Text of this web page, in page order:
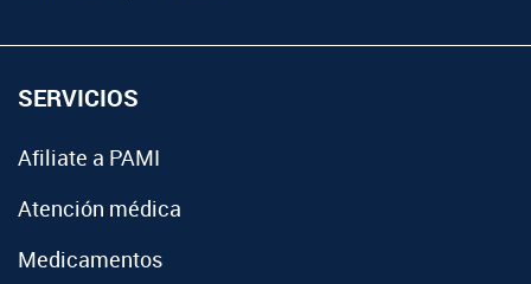
SERVICIOS
Afiliate a PAMI
Atención médica
Medicamentos